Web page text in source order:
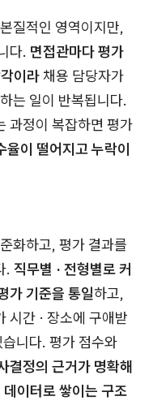
질적인 영역이지만,
다. 면접관마다 평가
이라채용 담당자가
는 일이 반복됩니다.
과정이 복잡하면 평가
율이 떨어지고 누락이
화하고, 평가 결과를
. 직무별 · 전형별로 커
가 기준을 통일하고,
시간 · 장소에 구애받
니다. 평가 점수와
결정의 근거가 명확해
이터로 쌓이는 구조